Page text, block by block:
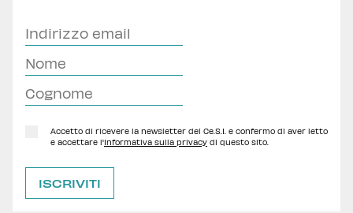
Accetto di ricevere la newsletter del Ce.S.I. e confermo di aver letto
e accettare l'Informativa sulla privacy di questo sito.